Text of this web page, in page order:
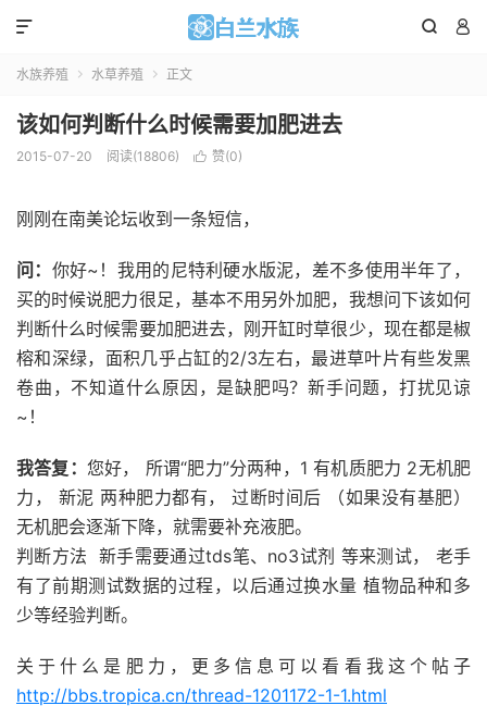
 

水族养殖  水草养殖  正文
该如何判断什么时候需要加肥进去
2015-07-20 阅读(18806)  赞(0)
刚刚在南美论坛收到一条短信，
问： 你好~！我用的尼特利硬水版泥，差不多使用半年了，
买的时候说肥力很足，基本不用另外加肥，我想问下该如何
判断什么时候需要加肥进去，刚开缸时草很少，现在都是椒
榕和深绿，面积几乎占缸的2/3左右，最进草叶片有些发黑
卷曲，不知道什么原因，是缺肥吗？新手问题，打扰见谅
~！
我答复： 您好， 所谓“肥力”分两种，1 有机质肥力 2无机肥
力， 新泥 两种肥力都有， 过断时间后 （如果没有基肥）
无机肥会逐渐下降，就需要补充液肥。
判断方法 新手需要通过tds笔、no3试剂 等来测试， 老手
有了前期测试数据的过程，以后通过换水量 植物品种和多
少等经验判断。
关于什么是肥力，更多信息可以看看我这个帖子
http://bbs.tropica.cn/thread-1201172-1-1.html